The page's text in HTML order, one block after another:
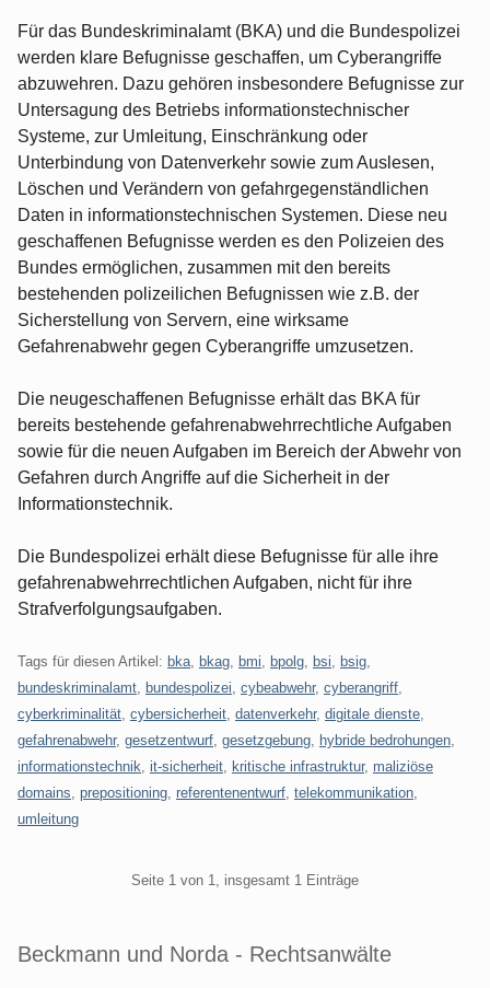
Für das Bundeskriminalamt (BKA) und die Bundespolizei
werden klare Befugnisse geschaffen, um Cyberangriffe
abzuwehren. Dazu gehören insbesondere Befugnisse zur
Untersagung des Betriebs informationstechnischer
Systeme, zur Umleitung, Einschränkung oder
Unterbindung von Datenverkehr sowie zum Auslesen,
Löschen und Verändern von gefahrgegenständlichen
Daten in informationstechnischen Systemen. Diese neu
geschaffenen Befugnisse werden es den Polizeien des
Bundes ermöglichen, zusammen mit den bereits
bestehenden polizeilichen Befugnissen wie z.B. der
Sicherstellung von Servern, eine wirksame
Gefahrenabwehr gegen Cyberangriffe umzusetzen.
Die neugeschaffenen Befugnisse erhält das BKA für
bereits bestehende gefahrenabwehrrechtliche Aufgaben
sowie für die neuen Aufgaben im Bereich der Abwehr von
Gefahren durch Angriffe auf die Sicherheit in der
Informationstechnik.
Die Bundespolizei erhält diese Befugnisse für alle ihre
gefahrenabwehrrechtlichen Aufgaben, nicht für ihre
Strafverfolgungsaufgaben.
Tags für diesen Artikel: bka bkag bmi bpolg bsi bsig
bundeskriminalamt
bundespolizei cybeabwehr, cyberangriff
cyberkriminalität cybersicherheit datenverkehr, digitale dienste
gefahrenabwehr, gesetzentwurf gesetzgebung hybride bedrohungen
informationstechnik it-sicherheit kritische infrastruktur, maliziöse
domains prepositioning referentenentwurf telekommunikation
umleitung
Seite 1 von 1, insgesamt 1 Einträge
Beckmann und Norda - Rechtsanwälte